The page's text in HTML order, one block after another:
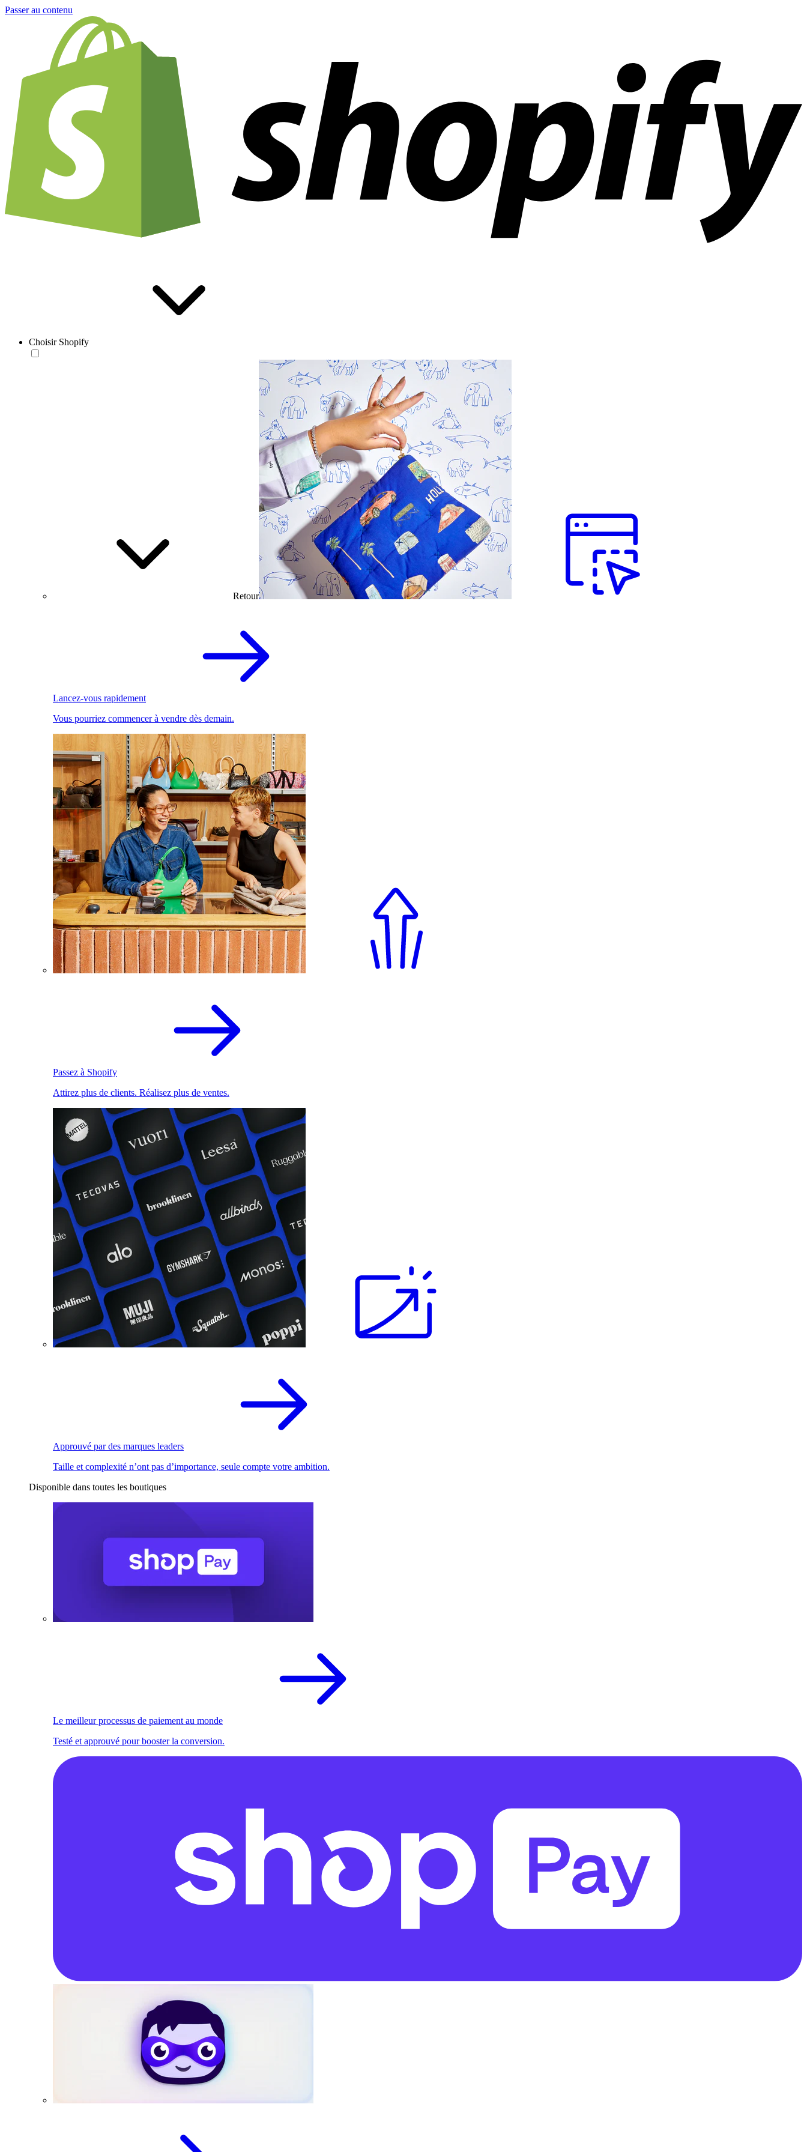
Passer au contenu
Choisir Shopify
Retour
Lancez-vous rapidement
Vous pourriez commencer à vendre dès demain.
Passez à Shopify
Attirez plus de clients. Réalisez plus de ventes.
Approuvé par des marques leaders
Taille et complexité n’ont pas d’importance, seule compte votre ambition.
Disponible dans toutes les boutiques
Le meilleur processus de paiement au monde
Testé et approuvé pour booster la conversion.